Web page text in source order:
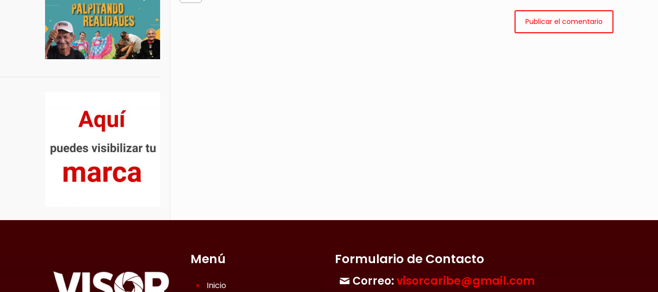
Menú
Inicio
Formulario de Contacto
Correo:visorcaribe@gmail.com